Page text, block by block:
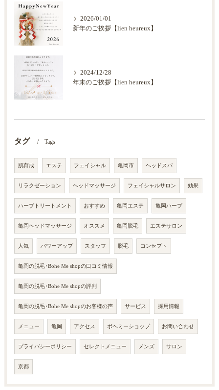
2026/01/01
新年のご挨拶【lien heureux】
2024/12/28
年末のご挨拶【lien heureux】
タグ Tags
肌育成 エステ フェイシャル 亀岡市 ヘッドスパ
リラクゼーション ヘッドマッサージ フェイシャルサロン 効果
ハーブトリートメント おすすめ 亀岡エステ 亀岡ハーブ
亀岡ヘッドマッサージ オススメ 亀岡脱毛 エステサロン
人気 パワーアップ スタッフ 脱毛 コンセプト
亀岡の脱毛･Bohe Me shopの口コミ情報
亀岡の脱毛･Bohe Me shopの評判
亀岡の脱毛･Bohe Me shopのお客様の声 サービス 採用情報
メニュー 亀岡 アクセス ボヘミーショップ お問い合わせ
プライバシーポリシー セレクトメニュー メンズ サロン
京都